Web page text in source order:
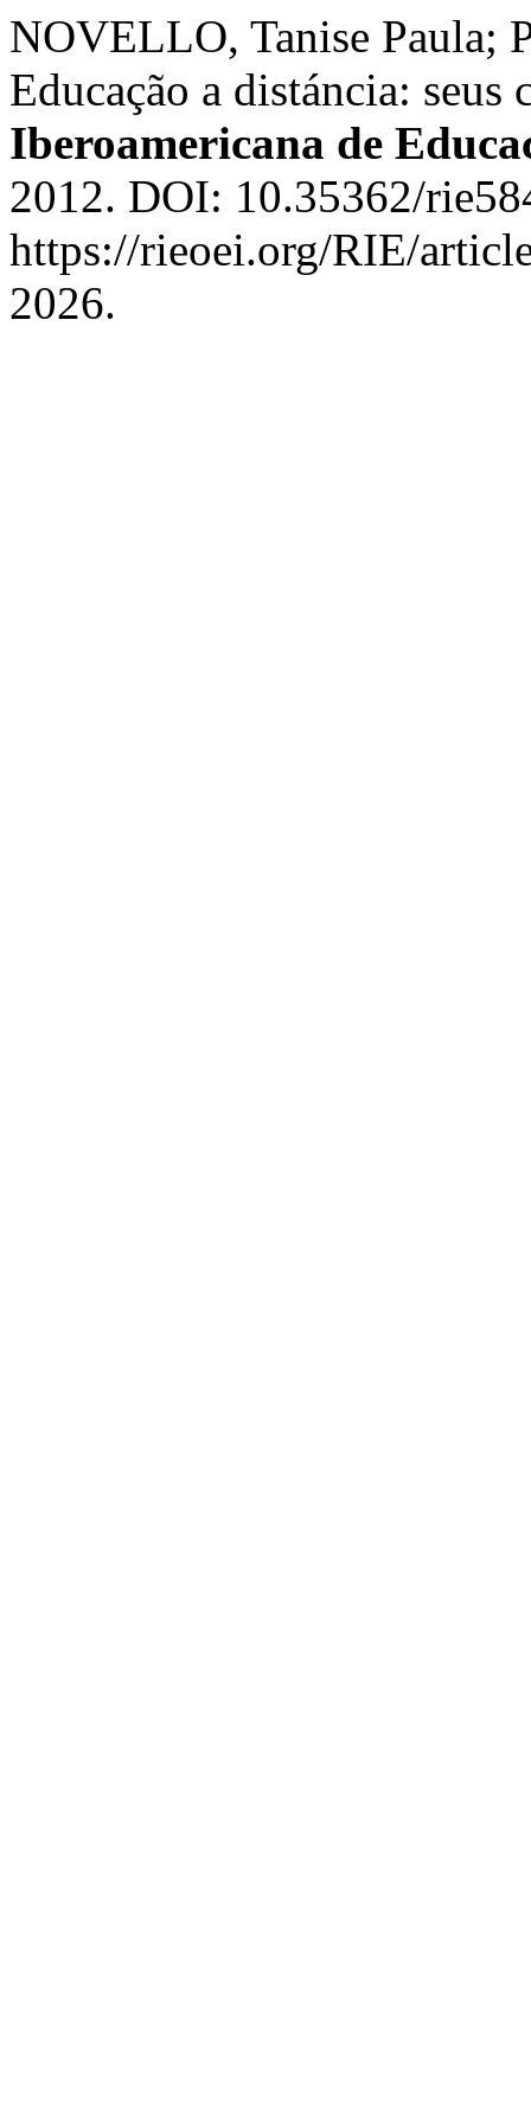
NOVELLO, Tanise Paula;
Educação a distáncia: seus
Iberoamericana de
2012. DOI: 10.35362/
https://rieoei.org/RIE/
2026.